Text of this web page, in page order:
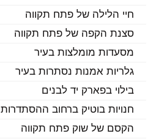
חיי הלילה של פתח תקווה
סצנת הקפה של פתח תקווה
מסעדות מומלצות בעיר
גלריות אמנות נסתרות בעיר
בילוי בפארק יד לבנים
חנויות בוטיק ברחוב ההסתדרות
הקסם של שוק פתח תקווה